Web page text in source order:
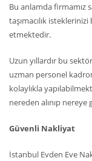
Bu anlamda firmamız
taşımacılık
etmektedir.
Uzun yıllardır bu
uzman personel
kolaylıkla
nereden alınıp
Güvenli Nakliyat
İstanbul Evden Eve